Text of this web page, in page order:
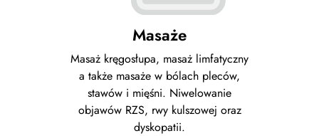
Masaże
Masaż kręgosłupa, masaż limfatyczny
a także masaże w bólach pleców,
stawów i mięśni. Niwelowanie
objawów RZS, rwy kulszowej oraz
dyskopatii.